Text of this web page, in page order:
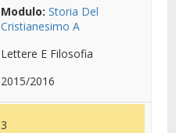
Modulo: Storia Del
Cristianesimo A
Lettere E Filosofia
2015/2016
3